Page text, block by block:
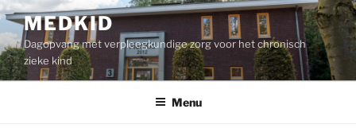
Ga
naar
de
inhoud
MEDKID
Dagopvang met verpleegkundige zorg voor het chronisch
zieke kind
Menu